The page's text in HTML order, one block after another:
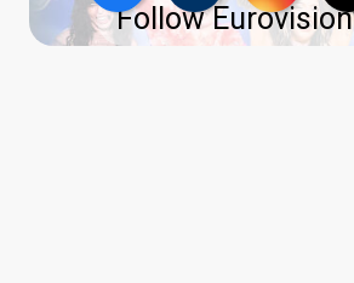
Follow